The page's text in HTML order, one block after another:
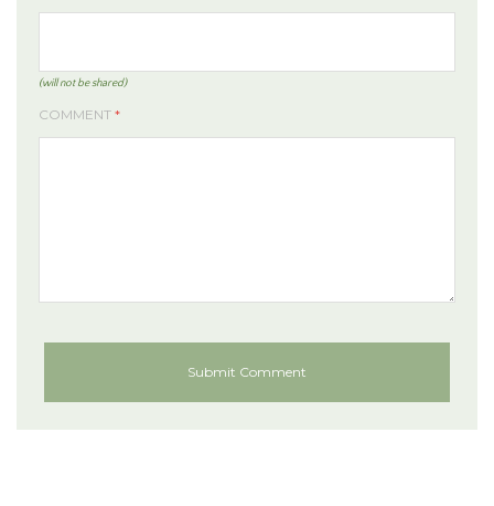
(will not be shared)
COMMENT *